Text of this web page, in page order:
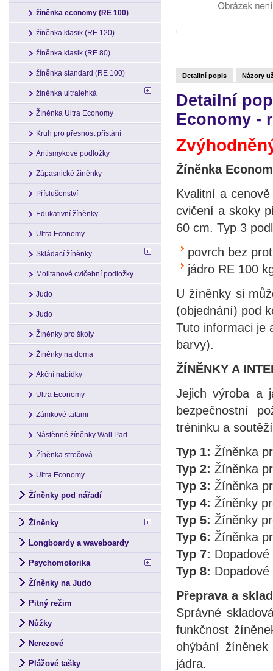
Detailní popis Názory
Detailní
Economy -
Žíněnka
Kvalitní a
cvičení a skoky
60 cm. Typ 3
povrch bez
jádro RE 100
U žíněnky si
(objednání) pod
Tuto informaci je
barvy).
ŽÍNĚNKY A
Jejich výroba a
bezpečnostní
tréninku a
Typ 1: Žíněnka
Typ 2: Žíněnka
Typ 3: Žíněnka
Typ 4: Žíněnky
Typ 5: Žíněnky
Typ 6: Žíněnka
Typ 7:
Typ 8:
Přeprava a
Správné
funkčnost
ohýbání
jádra.
žíněnka economy (RE 100)
žíněnka klasik (RE 120)
žíněnka klasik (RE 80)
žíněnka standard (RE 100)
žíněnka ultralehká
Žíněnka Ultra Economy
Kruh pro přesnost přistání
Antismykové podložky
Zápasnické žíněnky
Příslušenství
Edukativní žíněnky
Ultra Economy
Skládací žíněnky
Molitanové cvičební podložky
Judo
Judo
Žíněnky pro školy
Žíněnky na doma
Akční nabídky
Ultra Economy
Zámkové tatami
Nástěnné žíněnky Wall Pad
Žíněnka strečová
Ultra Economy
Žíněnky pod nářadí
Žíněnky
Longboardy a waveboardy
Psychomotorika
Žíněnky na Judo
Pitný režim
Nůžky
Nerezové
Plážové tašky